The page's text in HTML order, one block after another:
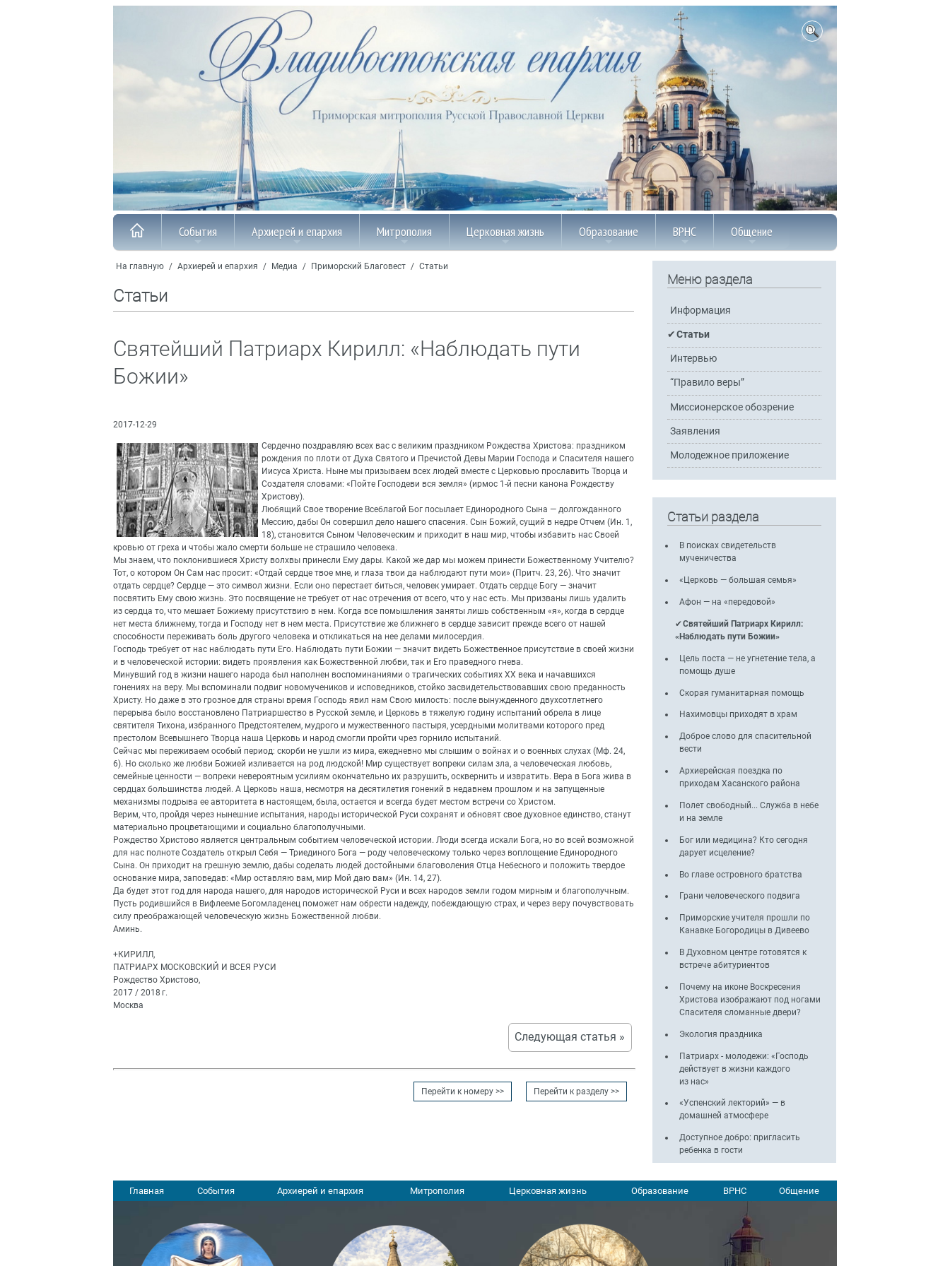
События Архиерей и епархия Митрополия Церковная жизнь Образование ВРНС Общение
На главную / Архиерей и епархия / Медиа / Приморский Благовест / Статьи
Статьи
Святейший Патриарх Кирилл: «Наблюдать пути
Божии»
2017-12-29
Сердечно поздравляю всех вас с великим праздником Рождества Христова: праздником
рождения по плоти от Духа Святого и Пречистой Девы Марии Господа и Спасителя нашего
Иисуса Христа. Ныне мы призываем всех людей вместе с Церковью прославить Творца и
Создателя словами: «Пойте Господеви вся земля» (ирмос 1-й песни канона Рождеству
Христову).
Любящий Свое творение Всеблагой Бог посылает Единородного Сына — долгожданного
Мессию, дабы Он совершил дело нашего спасения. Сын Божий, сущий в недре Отчем (Ин. 1,
18), становится Сыном Человеческим и приходит в наш мир, чтобы избавить нас Своей
кровью от греха и чтобы жало смерти больше не страшило человека.
Мы знаем, что поклонившиеся Христу волхвы принесли Ему дары. Какой же дар мы можем принести Божественному Учителю?
Тот, о котором Он Сам нас просит: «Отдай сердце твое мне, и глаза твои да наблюдают пути мои» (Притч. 23, 26). Что значит
отдать сердце? Сердце — это символ жизни. Если оно перестает биться, человек умирает. Отдать сердце Богу — значит
посвятить Ему свою жизнь. Это посвящение не требует от нас отречения от всего, что у нас есть. Мы призваны лишь удалить
из сердца то, что мешает Божиему присутствию в нем. Когда все помышления заняты лишь собственным «я», когда в сердце
нет места ближнему, тогда и Господу нет в нем места. Присутствие же ближнего в сердце зависит прежде всего от нашей
способности переживать боль другого человека и откликаться на нее делами милосердия.
Господь требует от нас наблюдать пути Его. Наблюдать пути Божии — значит видеть Божественное присутствие в своей жизни
и в человеческой истории: видеть проявления как Божественной любви, так и Его праведного гнева.
Минувший год в жизни нашего народа был наполнен воспоминаниями о трагических событиях ХХ века и начавшихся
гонениях на веру. Мы вспоминали подвиг новомучеников и исповедников, стойко засвидетельствовавших свою преданность
Христу. Но даже в это грозное для страны время Господь явил нам Свою милость: после вынужденного двухсотлетнего
перерыва было восстановлено Патриаршество в Русской земле, и Церковь в тяжелую годину испытаний обрела в лице
святителя Тихона, избранного Предстоятелем, мудрого и мужественного пастыря, усердными молитвами которого пред
престолом Всевышнего Творца наша Церковь и народ смогли пройти чрез горнило испытаний.
Сейчас мы переживаем особый период: скорби не ушли из мира, ежедневно мы слышим о войнах и о военных слухах (Мф. 24,
6). Но сколько же любви Божией изливается на род людской! Мир существует вопреки силам зла, а человеческая любовь,
семейные ценности — вопреки невероятным усилиям окончательно их разрушить, осквернить и извратить. Вера в Бога жива в
сердцах большинства людей. А Церковь наша, несмотря на десятилетия гонений в недавнем прошлом и на запущенные
механизмы подрыва ее авторитета в настоящем, была, остается и всегда будет местом встречи со Христом.
Верим, что, пройдя через нынешние испытания, народы исторической Руси сохранят и обновят свое духовное единство, станут
материально процветающими и социально благополучными.
Рождество Христово является центральным событием человеческой истории. Люди всегда искали Бога, но во всей возможной
для нас полноте Создатель открыл Себя — Триединого Бога — роду человеческому только через воплощение Единородного
Сына. Он приходит на грешную землю, дабы соделать людей достойными благоволения Отца Небесного и положить твердое
основание мира, заповедав: «Мир оставляю вам, мир Мой даю вам» (Ин. 14, 27).
Да будет этот год для народа нашего, для народов исторической Руси и всех народов земли годом мирным и благополучным.
Пусть родившийся в Вифлееме Богомладенец поможет нам обрести надежду, побеждающую страх, и через веру почувствовать
силу преображающей человеческую жизнь Божественной любви.
Аминь.
+КИРИЛЛ,
ПАТРИАРХ МОСКОВСКИЙ И ВСЕЯ РУСИ
Рождество Христово,
2017 / 2018 г.
Москва
Следующая статья »
Перейти к разделу >>
Перейти к номеру >>
Меню раздела
Информация
Статьи
Интервью
“Правило веры”
Миссионерское обозрение
Заявления
Молодежное приложение
Статьи раздела
В поисках свидетельств
мученичества
«Церковь — большая семья»
Афон — на «передовой»
Святейший Патриарх Кирилл:
«Наблюдать пути Божии»
Цель поста — не угнетение тела, а
помощь душе
Скорая гуманитарная помощь
Нахимовцы приходят в храм
Доброе слово для спасительной
вести
Архиерейская поездка по
приходам Хасанского района
Полет свободный... Служба в небе
и на земле
Бог или медицина? Кто сегодня
дарует исцеление?
Во главе островного братства
Грани человеческого подвига
Приморские учителя прошли по
Канавке Богородицы в Дивеево
В Духовном центре готовятся к
встрече абитуриентов
Почему на иконе Воскресения
Христова изображают под ногами
Спасителя сломанные двери?
Экология праздника
Патриарх - молодежи: «Господь
действует в жизни каждого
из нас»
«Успенский лекторий» — в
домашней атмосфере
Доступное добро: пригласить
ребенка в гости
Главная События Архиерей и епархия Митрополия Церковная жизнь Образование ВРНС Общение